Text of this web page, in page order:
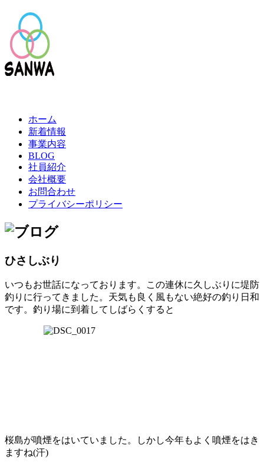
ホーム
新着情報
事業内容
BLOG
社員紹介
会社概要
お問合わせ
プライバシーポリシー
ひさしぶり
いつもお世話になっております。この連休に久しぶりに堤防
釣りに行ってきました。天気も良く風もない絶好の釣り日和
です。釣り場に到着してしばらくすると
桜島が噴煙をはいていました。しかし今年もよく噴煙をはき
ますね(汗)